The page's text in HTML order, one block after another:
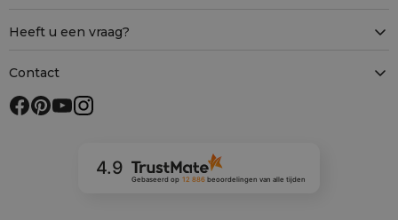
Heeft u een vraag?
Contact
4.9
Gebaseerd op 12 886 beoordelingenvan alle tijden